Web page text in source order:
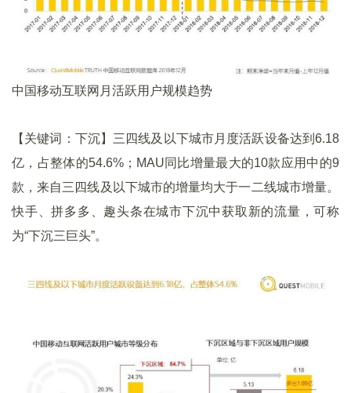
中国移动互联网月活跃用户规模趋势
【关键词：下沉】三四线及以下城市月度活跃设备达到6.18
亿，占整体的54.6%；MAU同比增量最大的10款应用中的9
款，来自三四线及以下城市的增量均大于一二线城市增量。
快手、拼多多、趣头条在城市下沉中获取新的流量，可称
为“下沉三巨头”。